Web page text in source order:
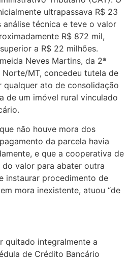
ultrapassava R$ 23
técnica e teve o valor
R$ 872 mil,
a R$ 22 milhões.
Neves Martins, da 2ª
MT, concedeu tutela de
qualquer ato de consolidação
de um imóvel rural vinculado
não houve mora dos
da parcela havia
e que a cooperativa de
valor para abater outra
instaurar procedimento de
mora inexistente, atuou “de
quitado integralmente a
de Crédito Bancário